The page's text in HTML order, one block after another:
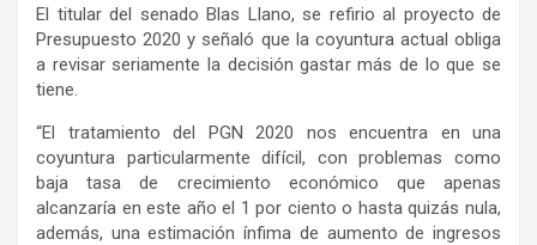
El titular del senado Blas Llano, se refirio al proyecto de
Presupuesto 2020 y señaló que la coyuntura actual obliga
a revisar seriamente la decisión gastar más de lo que se
tiene.
“El tratamiento del PGN 2020 nos encuentra en una
coyuntura particularmente difícil, con problemas como
baja tasa de crecimiento económico que apenas
alcanzaría en este año el 1 por ciento o hasta quizás nula,
además, una estimación ínfima de aumento de ingresos